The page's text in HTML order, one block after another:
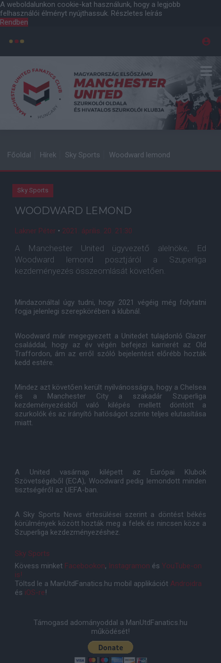
A weboldalunkon cookie-kat használunk, hogy a legjobb
felhasználói élményt nyújthassuk. Részletes leírás
Rendben
Főoldal Hírek Sky Sports Woodward lemond
Sky Sports
WOODWARD LEMOND
Lakner Péter • 2021. április. 20. 21:30
A Manchester United ügyvezető alelnöke, Ed
Woodward lemond posztjáról a Szuperliga
kezdeményezés összeomlását követően.
Mindazonáltal úgy tudni, hogy 2021 végéig még folytatni
fogja jelenlegi szerepkörében a klubnál.
Woodward már megegyezett a Unitedet tulajdonló Glazer
családdal, hogy az év végén befejezi karrierét az Old
Traffordon, ám az erről szóló bejelentést előrébb hozták
kedd estére.
Mindez azt követően került nyilvánosságra, hogy a Chelsea
és a Manchester City a szakadár Szuperliga
kezdeményezésből való kilépés mellett döntött a
szurkolók és az irányító hatóságot szinte teljes elutasítása
miatt.
A United vasárnap kilépett az Európai Klubok
Szövetségéből (ECA), Woodward pedig lemondott minden
tisztségéről az UEFA-ban.
A Sky Sports News értesülései szerint a döntést békés
körülmények között hozták meg a felek és nincsen köze a
Szuperliga kezdezményezéshez.
Sky Sports
Kövess minket Facebookon, Instagramon és YouTube-on
is!
Töltsd le a ManUtdFanatics.hu mobil applikációt Androidra
és iOS-re!
Támogasd adományoddal a ManUtdFanatics.hu
működését!